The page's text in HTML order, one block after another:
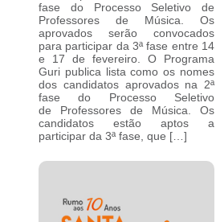
fase do Processo Seletivo de
Professores de Música. Os
aprovados serão convocados
para participar da 3ª fase entre 14
e 17 de fevereiro. O Programa
Guri publica lista como os nomes
dos candidatos aprovados na 2ª
fase do Processo Seletivo
de Professores de Música. Os
candidatos estão aptos a
participar da 3ª fase, que […]